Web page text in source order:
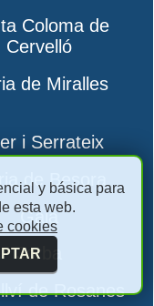
Coloma de
Cervelló
de Miralles
i Serrateix
de Besora
Gaià
Jorba
de Rosanes
y básica para
esta web.
cookies